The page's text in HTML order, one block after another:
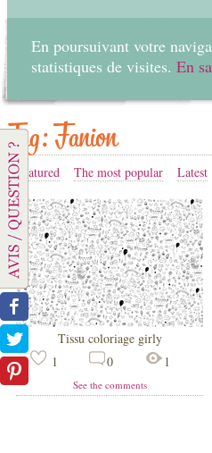
En poursuivant votre
statistiques de visites. En
Tag: Fanion
Featured The most popular Latest
Tissu coloriage girly
1
0 1
See the comments